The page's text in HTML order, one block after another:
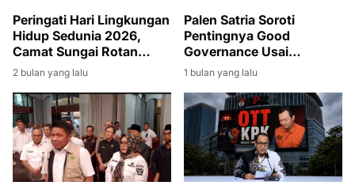
Peringati Hari Lingkungan
Hidup Sedunia 2026,
Camat Sungai Rotan
Pimpin Giat Jumat Bersih
di Lingkungan Kantor
Kecamatan
2 bulan yang lalu
Palen Satria Soroti
Pentingnya Good
Governance Usai
Penyerahan SK PLT
Bupati Muara Enim
kepada Sumarni
1 bulan yang lalu